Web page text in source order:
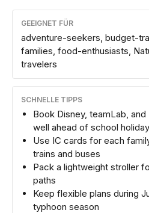
GEEIGNET FÜR
adventure-seekers, budget-
families, food-enthusiasts,
travelers
SCHNELLE TIPPS
Book Disney, teamLab,
well ahead of school
Use IC cards for each
trains and buses
Pack a lightweight stroller
paths
Keep flexible plans during
typhoon season